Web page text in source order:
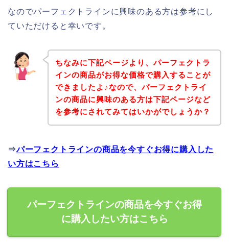
なのでパーフェクトラインに興味のある方は参考にし
ていただけると幸いです。
ちなみに下記ページより、パーフェクトラ
インの商品がお得な価格で購入することが
できましたよ♪なので、パーフェクトライ
ンの商品に興味のある方は下記ページなど
を参考にされてみてはいかがでしょうか？
⇒パーフェクトラインの商品を今すぐお得に購入した
い方はこちら
パーフェクトラインの商品を今すぐお得
に購入したい方はこちら